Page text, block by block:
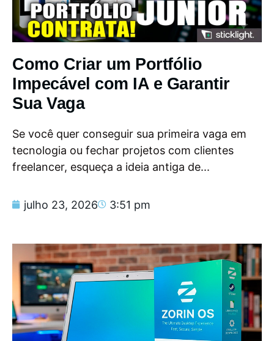
Como Criar um Portfólio
Impecável com IA e Garantir
Sua Vaga
Se você quer conseguir sua primeira vaga em
tecnologia ou fechar projetos com clientes
freelancer, esqueça a ideia antiga de...
julho 23, 2026 3:51 pm